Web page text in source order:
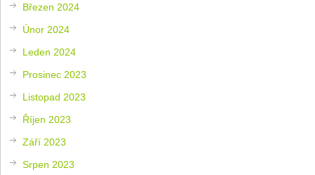
Březen 2024
Únor 2024
Leden 2024
Prosinec 2023
Listopad 2023
Říjen 2023
Září 2023
Srpen 2023